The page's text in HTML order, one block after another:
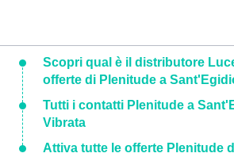
Scopri qual è il distributore
offerte di Plenitude a
Tutti i contatti Plenitude a
Vibrata
Attiva tutte le offerte Plenitude